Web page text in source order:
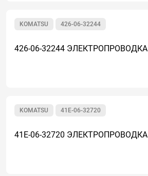
426-06-32244
KOMATSU
426-06-32244 ЭЛЕКТРОПРОВОДКА
41E-06-32720
KOMATSU
41E-06-32720 ЭЛЕКТРОПРОВОДКА